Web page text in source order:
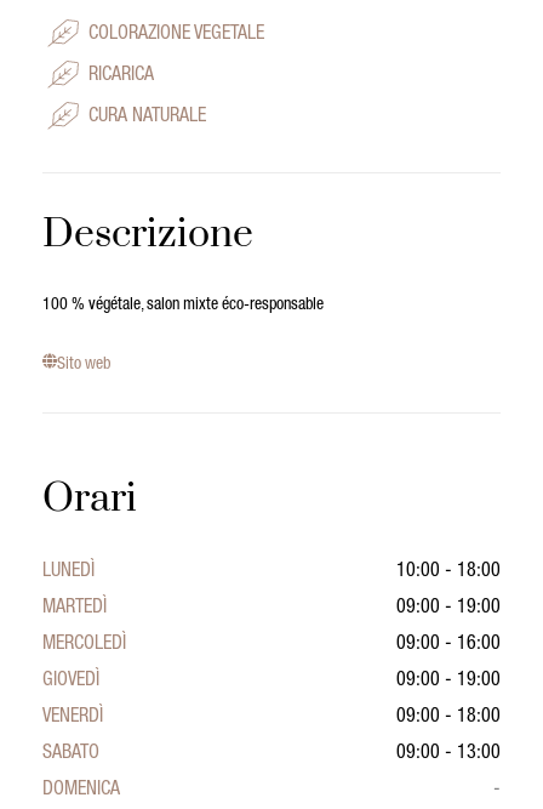
COLORAZIONE VEGETALE
RICARICA
CURA NATURALE
Descrizione
100 % végétale, salon mixte éco-responsable
Sito web
Orari
LUNEDÌ
10:00 - 18:00
MARTEDÌ
09:00 - 19:00
MERCOLEDÌ
09:00 - 16:00
GIOVEDÌ
09:00 - 19:00
VENERDÌ
09:00 - 18:00
SABATO
09:00 - 13:00
DOMENICA
-